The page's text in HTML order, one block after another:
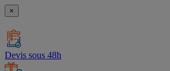
×
Devis sous 48h